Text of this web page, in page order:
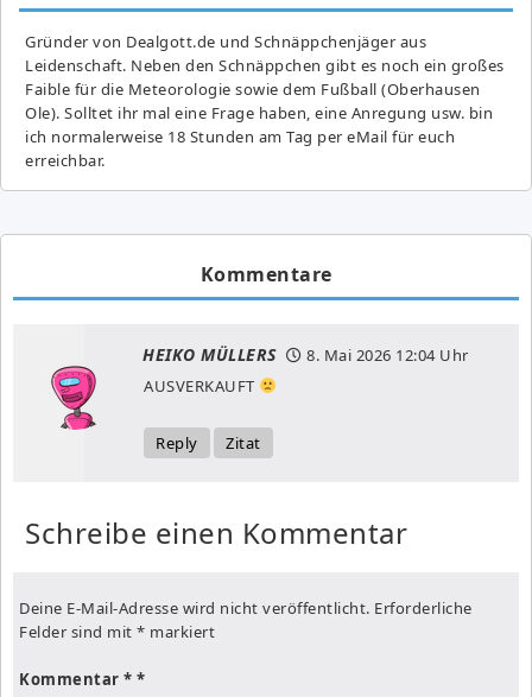
Gründer von Dealgott.de und Schnäppchenjäger aus
Leidenschaft. Neben den Schnäppchen gibt es noch ein großes
Fai­ble für die Meteorologie sowie dem Fußball (Oberhausen
Ole). Solltet ihr mal eine Frage haben, eine Anregung usw. bin
ich normalerweise 18 Stunden am Tag per eMail für euch
erreichbar.
Kommentare
HEIKO MÜLLERS 8. Mai 2026 12:04 Uhr
AUSVERKAUFT
Reply Zitat
Schreibe einen Kommentar
Deine E-Mail-Adresse wird nicht veröffentlicht. Erforderliche
Felder sind mit * markiert
Kommentar *